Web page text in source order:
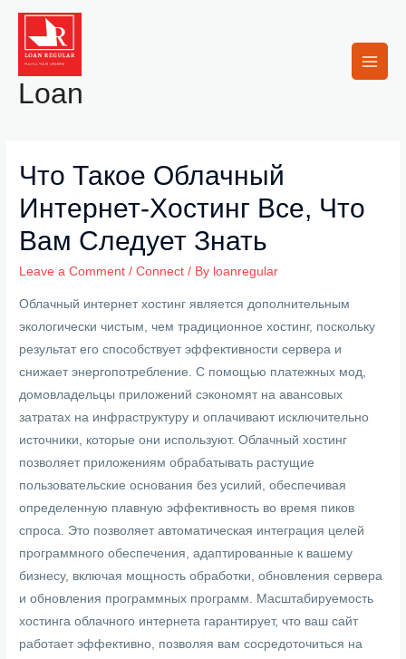
Skip
content
Loan
Main
Что Такое Облачный
Интернет-Хостинг Все, Что
Вам Следует Знать
Leave a Comment /Connect / By loanregular
Облачный интернет хостинг является дополнительным
экологически чистым, чем традиционное хостинг, поскольку
результат его способствует эффективности сервера и
снижает энергопотребление. С помощью платежных мод,
домовладельцы приложений сэкономят на авансовых
затратах на инфраструктуру и оплачивают исключительно
источники, которые они используют. Облачный хостинг
позволяет приложениям обрабатывать растущие
пользовательские основания без усилий, обеспечивая
определенную плавную эффективность во время пиков
спроса. Это позволяет автоматическая интеграция целей
программного обеспечения, адаптированные к вашему
бизнесу, включая мощность обработки, обновления сервера
и обновления программных программ. Масштабируемость
хостинга облачного интернета гарантирует, что ваш сайт
работает эффективно, позволяя вам сосредоточиться на